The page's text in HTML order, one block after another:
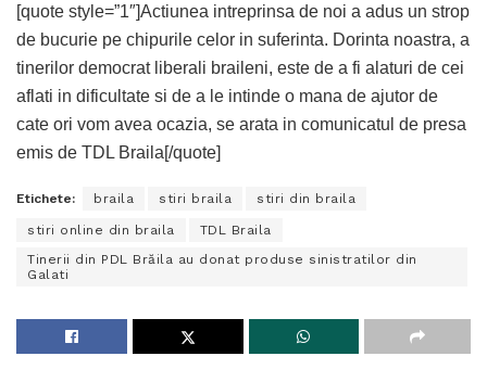
[quote style=”1″]Actiunea intreprinsa de noi a adus un strop
de bucurie pe chipurile celor in suferinta. Dorinta noastra, a
tinerilor democrat liberali braileni, este de a fi alaturi de cei
aflati in dificultate si de a le intinde o mana de ajutor de
cate ori vom avea ocazia, se arata in comunicatul de presa
emis de TDL Braila[/quote]
Etichete: braila stiri braila stiri din braila
stiri online din braila
TDL Braila
Tinerii din PDL Brăila au donat produse sinistratilor din
Galati